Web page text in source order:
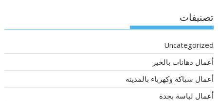
تصنيفات
Uncategorized
أعمال دهانات بالخبر
أعمال سباكة وكهرباء بالمدينة
أعمال لياسة بجدة